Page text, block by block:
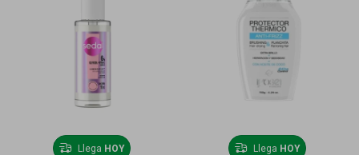
Llega HOY Llega HOY